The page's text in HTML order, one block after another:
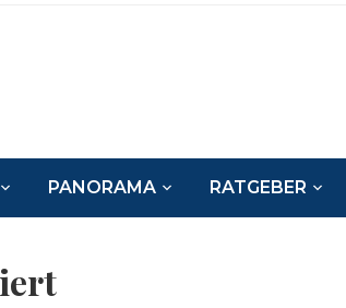
PANORAMA RATGEBER